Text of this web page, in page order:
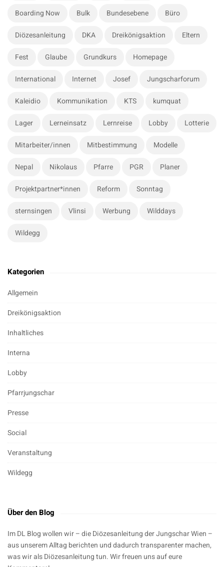
Boarding Now Bulk Bundesebene Büro
Diözesanleitung DKA Dreikönigsaktion Eltern
Fest Glaube Grundkurs Homepage
International Internet Josef Jungscharforum
Kaleidio Kommunikation KTS kumquat
Lager Lerneinsatz Lernreise Lobby Lotterie
Mitarbeiter/innen Mitbestimmung Modelle
Nepal Nikolaus Pfarre PGR Planer
Projektpartner*innen Reform Sonntag
sternsingen Vlinsi Werbung Wilddays
Wildegg
Kategorien
Allgemein
Dreikönigsaktion
Inhaltliches
Interna
Lobby
Pfarrjungschar
Presse
Social
Veranstaltung
Wildegg
Über den Blog
Im DL Blog wollen wir – die Diözesanleitung der Jungschar Wien –
aus unserem Alltag berichten und dadurch transparenter machen,
was wir als Diözesanleitung tun. Wir freuen uns auf eure